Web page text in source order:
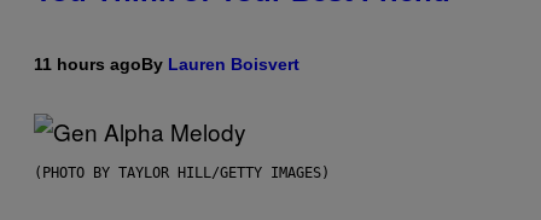
11 hours agoBy Lauren Boisvert
(PHOTO BY TAYLOR HILL/GETTY IMAGES)